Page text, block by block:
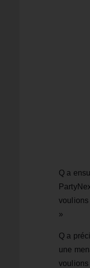
Q a
voulions
»
Q a
une
voulions